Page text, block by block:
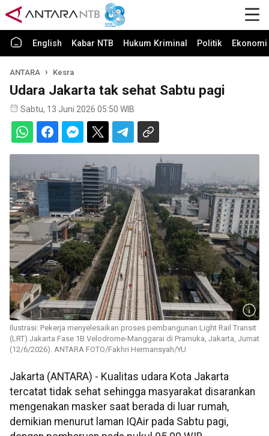
English Kabar NTB Hukum Kriminal Politik
ANTARA Kesra
Udara Jakarta tak sehat Sabtu pagi
Sabtu, 13 Juni 2026 05:50 WIB
Ilustrasi: Pekerja menyelesaikan proses pembangunan Light Rail Transit
(LRT) Jakarta Fase 1B Velodrome-Manggarai di Pramuka, Jakarta, Jumat
(12/6/2026). ANTARA FOTO/Fakhri Hermansyah/YU
Jakarta (ANTARA) - Kualitas udara Kota Jakarta
tercatat tidak sehat sehingga masyarakat disarankan
mengenakan masker saat berada di luar rumah,
demikian menurut laman IQAir pada Sabtu pagi,